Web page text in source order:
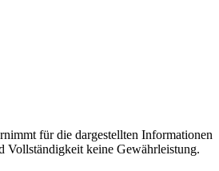
für die dargestellten Informationen
Vollständigkeit keine Gewährleistung.